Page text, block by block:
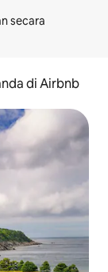
secara
di Airbnb